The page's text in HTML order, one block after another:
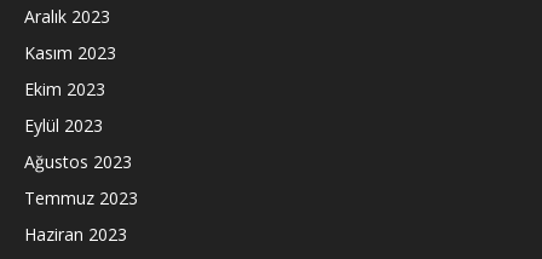
Aralık 2023
Kasım 2023
Ekim 2023
Eylül 2023
Ağustos 2023
Temmuz 2023
Haziran 2023